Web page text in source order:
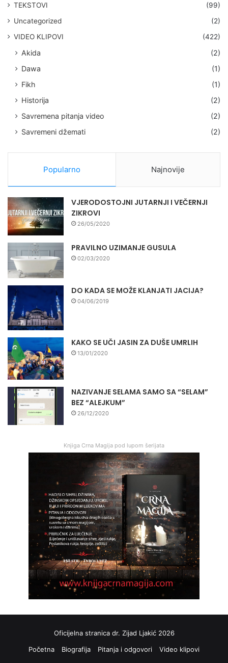
TEKSTOVI
(99)
Uncategorized
(2)
VIDEO KLIPOVI
(422)
Akida
(2)
Dawa
(1)
Fikh
(1)
Historija
(2)
Savremena pitanja video
(2)
Savremeni džemati
(2)
Popularno Najnovije
VJERODOSTOJNI JUTARNJI I VEČERNJI
ZIKROVI
26/05/2020
PRAVILNO UZIMANJE GUSULA
02/03/2020
DO KADA SE MOŽE KLANJATI JACIJA?
04/06/2019
KAKO SE UČI JASIN ZA DUŠE UMRLIH
13/01/2020
NAZIVANJE SELAMA SAMO SA “SELAM”
BEZ “ALEJKUM”
26/12/2020
Knjiga Crna Magija pod lupom šerijata
Oficijelna stranica dr. Zijad Ljakić 2026
Početna
Biografija Pitanja i odgovori
Video klipovi